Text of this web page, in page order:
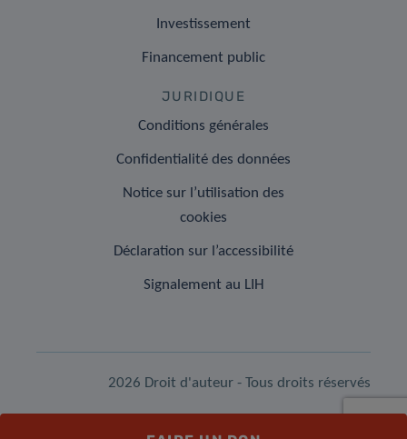
Investissement
Financement public
JURIDIQUE
Conditions générales
Confidentialité des données
Notice sur l’utilisation des
cookies
Déclaration sur l’accessibilité
Signalement au LIH
2026 Droit d'auteur - Tous droits réservés